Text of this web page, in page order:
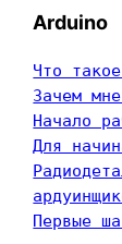
Arduino
Что
Зачем
Начало
Для
Первые